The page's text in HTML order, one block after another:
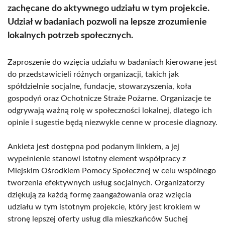
zachęcane do aktywnego udziału w tym projekcie.
Udział w badaniach pozwoli na lepsze zrozumienie
lokalnych potrzeb społecznych.
Zaproszenie do wzięcia udziału w badaniach kierowane jest
do przedstawicieli różnych organizacji, takich jak
spółdzielnie socjalne, fundacje, stowarzyszenia, koła
gospodyń oraz Ochotnicze Straże Pożarne. Organizacje te
odgrywają ważną rolę w społeczności lokalnej, dlatego ich
opinie i sugestie będą niezwykle cenne w procesie diagnozy.
Ankieta jest dostępna pod podanym linkiem, a jej
wypełnienie stanowi istotny element współpracy z
Miejskim Ośrodkiem Pomocy Społecznej w celu wspólnego
tworzenia efektywnych usług socjalnych. Organizatorzy
dziękują za każdą formę zaangażowania oraz wzięcia
udziału w tym istotnym projekcie, który jest krokiem w
stronę lepszej oferty usług dla mieszkańców Suchej